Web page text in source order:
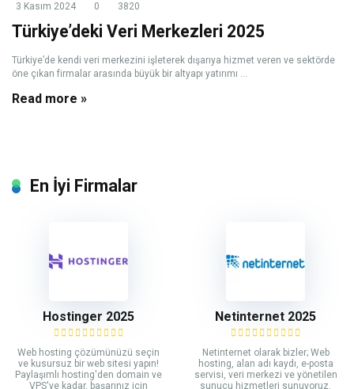
3 Kasım 2024 0 3820
Türkiye’deki Veri Merkezleri 2025
Türkiye’de kendi veri merkezini işleterek dışarıya hizmet veren ve sektörde
öne çıkan firmalar arasında büyük bir altyapı yatırımı ...
Read more »
En İyi Firmalar
Hostinger 2025
Web hosting çözümünüzü seçin
ve kusursuz bir web sitesi yapın!
Paylaşımlı hosting'den domain ve
VPS'ye kadar, başarınız için
Netinternet 2025
Netinternet olarak bizler; Web
hosting, alan adı kaydı, e-posta
servisi, veri merkezi ve yönetilen
sunucu hizmetleri sunuyoruz.